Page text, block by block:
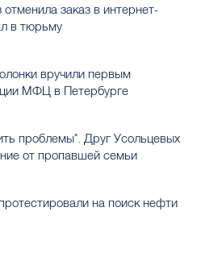
заказ в интернет-
в тюрьму
вручили первым
МФЦ в Петербурге
проблемы". Друг Усольцевых
от пропавшей семьи
на поиск нефти